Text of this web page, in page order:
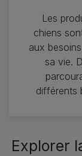
Les
chiens
aux
sa vie.
différents
Explorer